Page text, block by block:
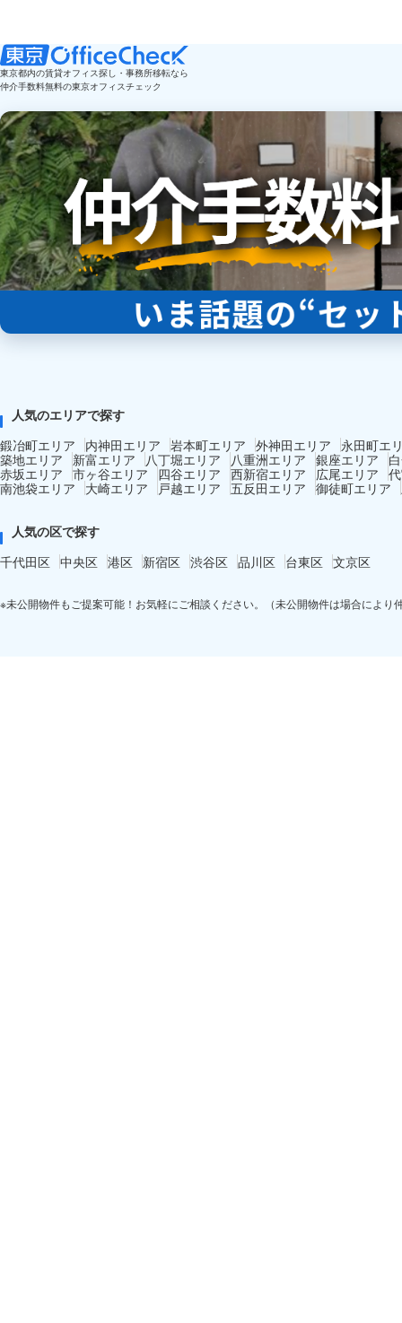
東京都内の賃貸オフィス探し・事務所移転なら
仲介手数料無料の東京オフィスチェック
人気のエリアで探す
鍛冶町エリア
内神田エリア 岩本町エリア 外神田エリア
永田町エ
築地エリア
新富エリア 八丁堀エリア 八重洲エリア 銀座エリア
赤坂エリア 市ヶ谷エリア 四谷エリア 西新宿エリア 広尾エリア
南池袋エリア
大崎エリア 戸越エリア 五反田エリア 御徒町エリア
人気の区で探す
千代田区 中央区 港区 新宿区 渋谷区 品川区 台東区 文京区
※未公開物件もご提案可能！お気軽にご相談ください。（未公開物件は場合により